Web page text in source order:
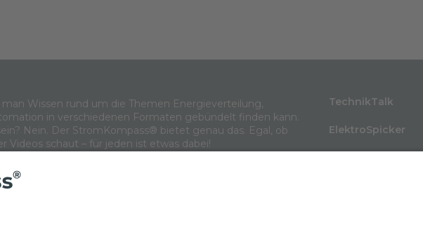
Wissen rund um die Themen Energieverteilung,
in verschiedenen Formaten gebündelt finden kann.
Nein. Der StromKompass® bietet genau das. Egal, ob
Videos schaut – für jeden ist etwas dabei!
TechnikTalk
ElektroSpicker